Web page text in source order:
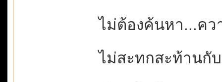
ไม่ต้องค้นหา...คว
ไม่สะทกสะท้านกั